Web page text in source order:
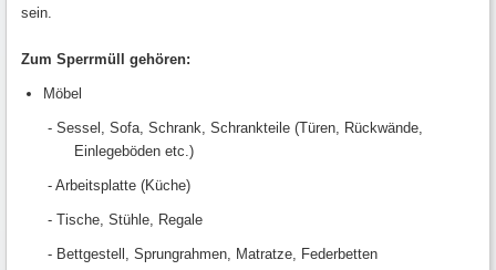
sein.
Zum Sperrmüll gehören:
Möbel
- Sessel, Sofa, Schrank, Schrankteile (Türen, Rückwände,
Einlegeböden etc.)
- Arbeitsplatte (Küche)
- Tische, Stühle, Regale
- Bettgestell, Sprungrahmen, Matratze, Federbetten